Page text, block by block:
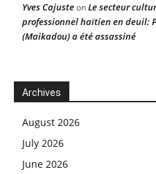
Yves CajusteonLe secteur
professionnel haïtien en deuil:
(Maikadou) a été assassiné
Archives
August 2026
July 2026
June 2026